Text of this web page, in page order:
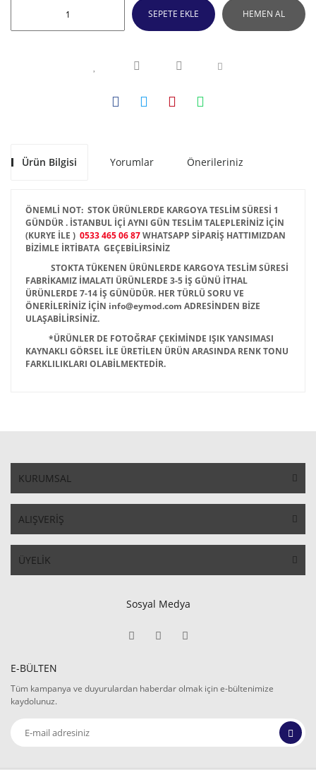
SEPETE EKLE HEMEN AL
Ürün Bilgisi Yorumlar Önerileriniz
ÖNEMLİ NOT: STOK ÜRÜNLERDE KARGOYA TESLİM SÜRESİ 1
GÜNDÜR . İSTANBUL İÇİ AYNI GÜN TESLİM TALEPLERİNİZ İÇİN
(KURYE İLE ) 0533 465 06 87WHATSAPP SİPARİŞ HATTIMIZDAN
BİZİMLE İRTİBATA GEÇEBİLİRSİNİZ
STOKTA TÜKENEN ÜRÜNLERDE KARGOYA TESLİM SÜRESİ
FABRİKAMIZ İMALATI ÜRÜNLERDE 3-5 İŞ GÜNÜ İTHAL
ÜRÜNLERDE 7-14 İŞ GÜNÜDÜR. HER TÜRLÜ SORU VE
ÖNERİLERİNİZ İÇİN info@eymod.com ADRESİNDEN BİZE
ULAŞABİLİRSİNİZ.
*ÜRÜNLER DE FOTOĞRAF ÇEKİMİNDE IŞIK YANSIMASI
KAYNAKLI GÖRSEL İLE ÜRETİLEN ÜRÜN ARASINDA RENK TONU
FARKLILIKLARI OLABİLMEKTEDİR.
KURUMSAL
ALIŞVERİŞ
ÜYELİK
Sosyal Medya
E-BÜLTEN
Tüm kampanya ve duyurulardan haberdar olmak için e-bültenimize
kaydolunuz.